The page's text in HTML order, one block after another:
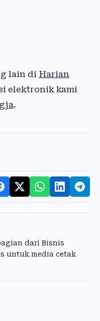
lain di Harian
elektronik kami
.
dari Bisnis
untuk media cetak